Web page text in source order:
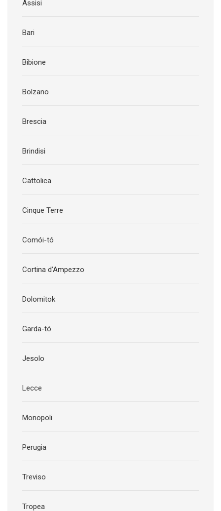
Assisi
Bari
Bibione
Bolzano
Brescia
Brindisi
Cattolica
Cinque Terre
Comói-tó
Cortina d’Ampezzo
Dolomitok
Garda-tó
Jesolo
Lecce
Monopoli
Perugia
Treviso
Tropea